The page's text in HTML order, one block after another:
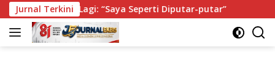
Langsung
ke
konten
Jurnal Terkini
Lagi: “Saya Seperti Diputar-putar” Isi Buku